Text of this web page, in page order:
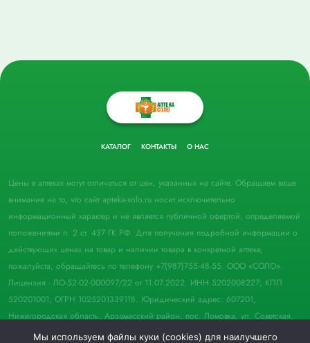
КАТАЛОГ КОНТАКТЫ О НАС
Цены в аптеках могут отличаться от цен, указанных на сайте. Обращаем ваше
внимание на то, что сайт apteka-solo.ru носит исключительно
информационный характер и не является публичной офертой, определяемой
положениями п. 2 ст. 437 ГК РФ. Для получения подробной информации о
действующих ценах на товар и наличии товара в конкретной аптеке,
пожалуйста, обращайтесь по телефону +7(987)755-48-55. ООО «СОЛО».
Лицензия - ЛО-52-02-000097/22 от 11.07.2022. ИНН 5202008227; КПП
520201001; ОГРН 1025201339118. Юридический адрес: 607201,
Нижегородская область, Арзамасский район, пос. Ломовка, ул. Советская,
д. 33, пом. 21.
Мы используем файлы куки (cookies) для наилучшего